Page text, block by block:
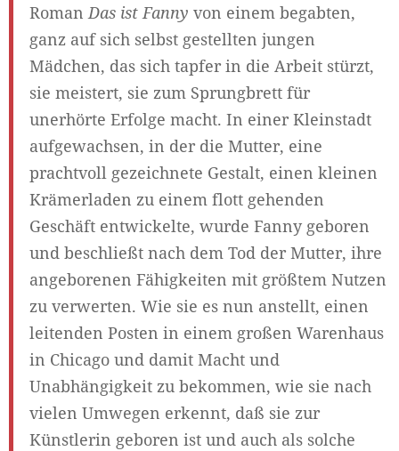
Roman Das ist Fanny von einem begabten,
ganz auf sich selbst gestellten jungen
Mädchen, das sich tapfer in die Arbeit stürzt,
sie meistert, sie zum Sprungbrett für
unerhörte Erfolge macht. In einer Kleinstadt
aufgewachsen, in der die Mutter, eine
prachtvoll gezeichnete Gestalt, einen kleinen
Krämerladen zu einem flott gehenden
Geschäft entwickelte, wurde Fanny geboren
und beschließt nach dem Tod der Mutter, ihre
angeborenen Fähigkeiten mit größtem Nutzen
zu verwerten. Wie sie es nun anstellt, einen
leitenden Posten in einem großen Warenhaus
in Chicago und damit Macht und
Unabhängigkeit zu bekommen, wie sie nach
vielen Umwegen erkennt, daß sie zur
Künstlerin geboren ist und auch als solche